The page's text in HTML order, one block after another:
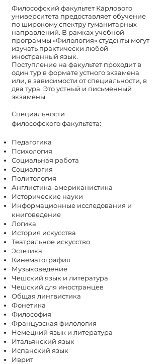
Философский факультет Карлового
университета предоставляет обучение
по широкому спектру гуманитарных
направлений. В рамках учебной
программы «Филология» студенты могут
изучать практически любой
иностранный язык.
Поступление на факультет проходит в
один тур в формате устного экзамена
или, в зависимости от специальности, в
два тура. Это устный и письменный
экзамены.
Специальности
философскогофакультета:
Педагогика
Психология
Социальная работа
Социалогия
Политология
Англистика-американистика
Исторические науки
Информационные исследования и
книговедение
Логика
История искусства
Театральное искусство
Эстетика
Кинематография
Музыковедение
Чешский язык и литература
Чешский для иностранцев
Общая лингвистика
Фонетика
Философия
Французская филология
Немецкий язык и литература
Итальянский язык
Испанский язык
Иврит